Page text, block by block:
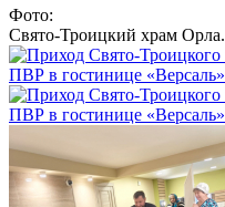
Фото:
Свято-Троицкий храм Орла.